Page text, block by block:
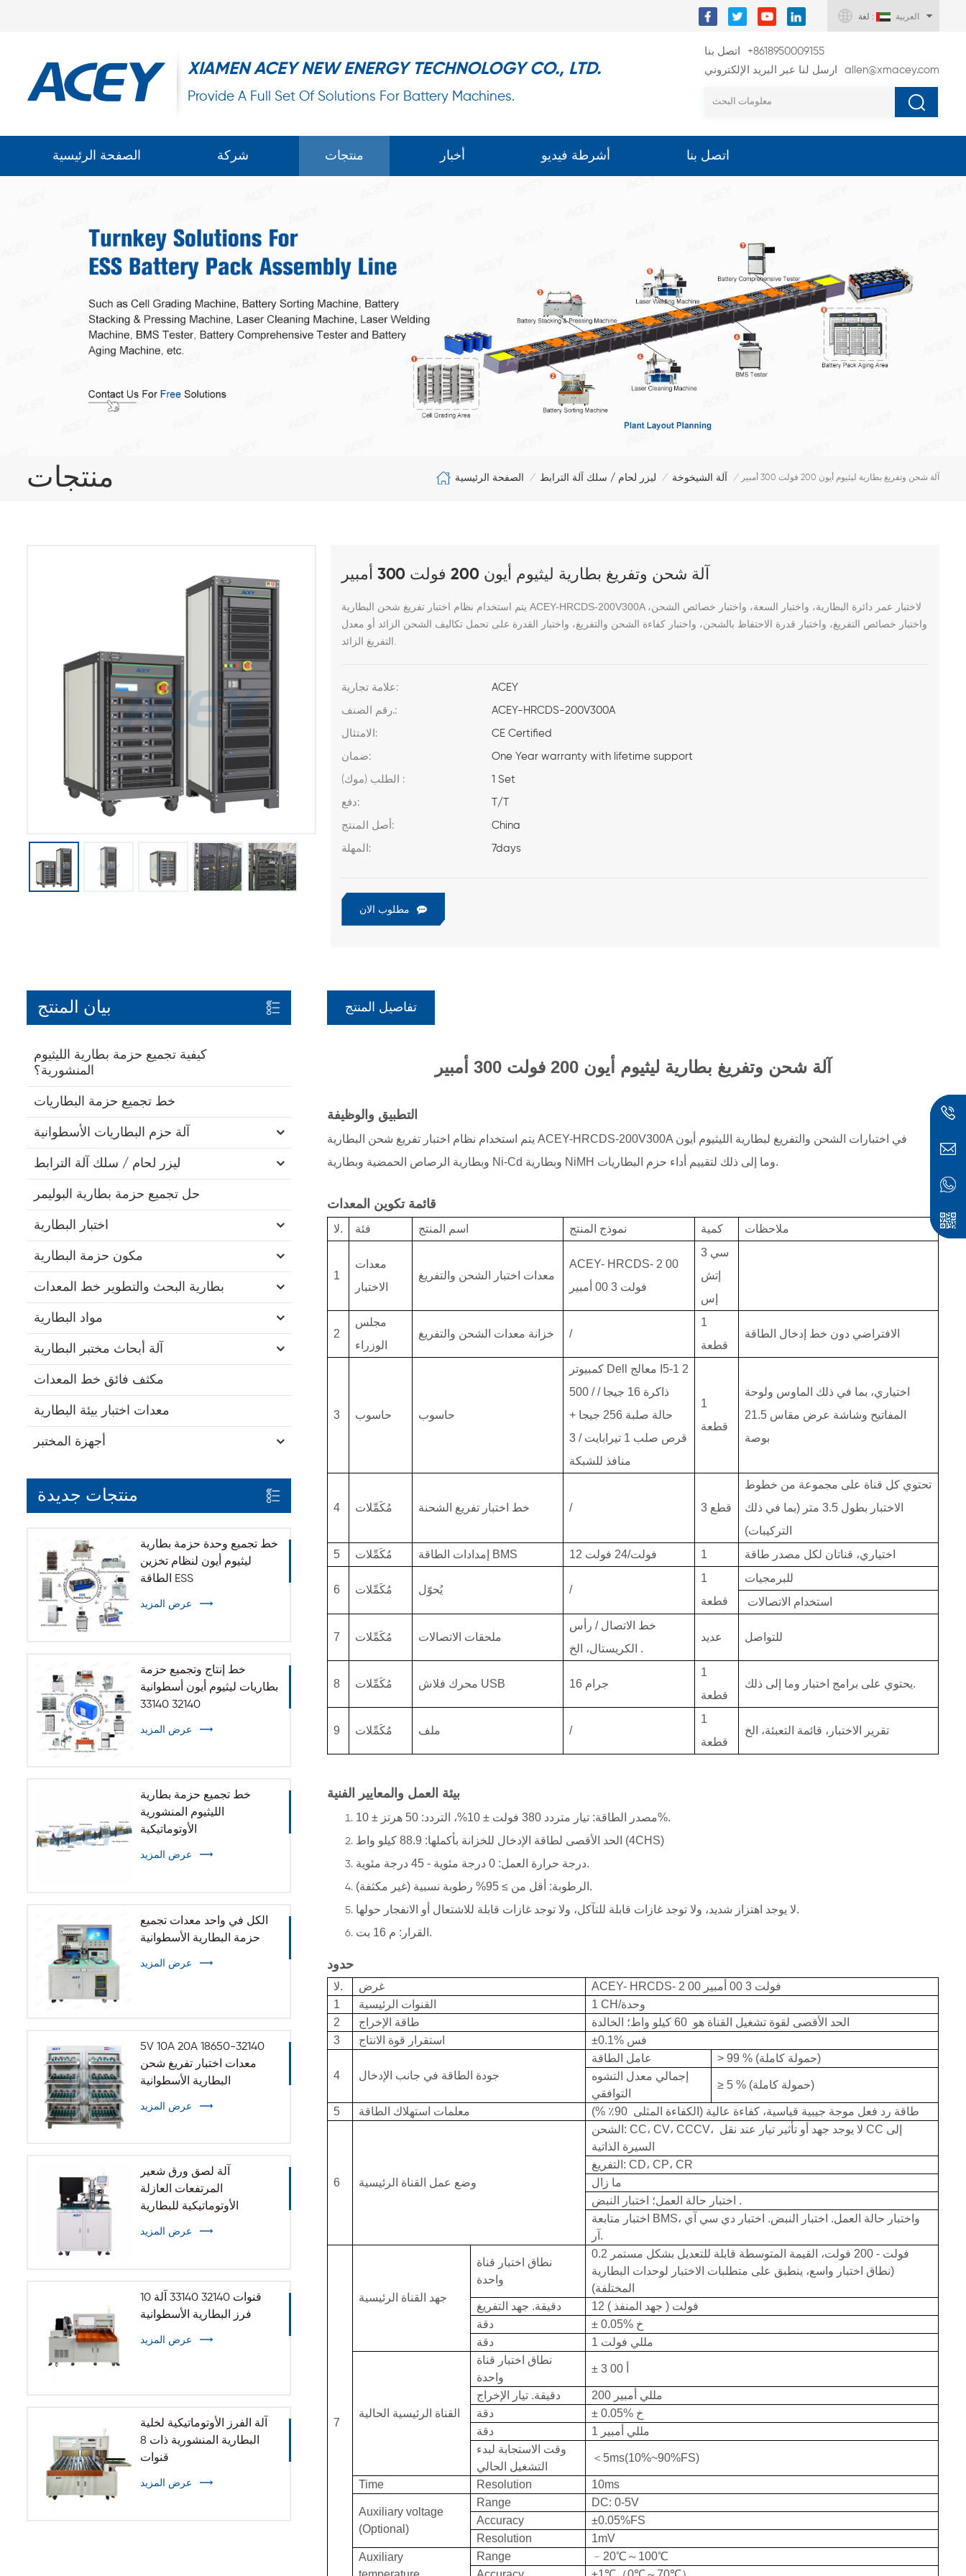
لغة : العربية
XIAMEN ACEY NEW ENERGY TECHNOLOGY CO., LTD.
Provide A Full Set Of Solutions For Battery Machines.
اتصل بنا
+8618950009155
ارسل لنا عبر البريد الإلكتروني
allen@xmacey.com
الصفحة الرئيسية شركة منتجات أخبار أشرطة فيديو اتصل بنا
منتجات الصفحة الرئيسية / ليزر لحام / سلك آلة الترابط / آلة الشيخوخة / آلة شحن وتفريغ بطارية ليثيوم أيون 200 فولت 300 أمبير
آلة شحن وتفريغ بطارية ليثيوم أيون 200 فولت 300 أمبير
يتم استخدام نظام اختبار تفريغ شحن البطارية ACEY-HRCDS-200V300A لاختبار عمر دائرة البطارية، واختبار السعة، واختبار خصائص الشحن،
واختبار خصائص التفريغ، واختبار قدرة الاحتفاظ بالشحن، واختبار كفاءة الشحن والتفريغ، واختبار القدرة على تحمل تكاليف الشحن الزائد أو معدل
علامة تجارية: ACEY
رقم الصنف.: ACEY-HRCDS-200V300A
الامتثال: CE Certified
ضمان: One Year warranty with lifetime support
الطلب (موك) : 1 Set
دفع: T/T
أصل المنتج: China
المهلة: 7days
مطلوب الان
بيان المنتج
كيفية تجميع حزمة بطارية الليثيوم
المنشورية؟
خط تجميع حزمة البطاريات
آلة حزم البطاريات الأسطوانية
ليزر لحام / سلك آلة الترابط
حل تجميع حزمة بطارية البوليمر
اختبار البطارية
مكون حزمة البطارية
بطارية البحث والتطوير خط المعدات
مواد البطارية
آلة أبحاث مختبر البطارية
مكثف فائق خط المعدات
معدات اختبار بيئة البطارية
أجهزة المختبر
منتجات جديدة
خط تجميع وحدة حزمة بطارية
ليثيوم أيون لنظام تخزين
الطاقة ESS
عرض المزيد
خط إنتاج وتجميع حزمة
بطاريات ليثيوم أيون أسطوانية
32140 33140
عرض المزيد
خط تجميع حزمة بطارية
الليثيوم المنشورية
الأوتوماتيكية
عرض المزيد
الكل في واحد معدات تجميع
حزمة البطارية الأسطوانية
عرض المزيد
5V 10A 20A 18650-32140
معدات اختبار تفريغ شحن
البطارية الأسطوانية
عرض المزيد
آلة لصق ورق شعير
المرتفعات العازلة
الأوتوماتيكية للبطارية
عرض المزيد
10 قنوات 32140 33140 آلة
فرز البطارية الأسطوانية
عرض المزيد
آلة الفرز الأوتوماتيكية لخلية
البطارية المنشورية ذات 8
قنوات
عرض المزيد
تفاصيل المنتج
آلة شحن وتفريغ بطارية ليثيوم أيون 200 فولت 300 أمبير
التطبيق والوظيفة
يتم استخدام نظام اختبار تفريغ شحن البطارية ACEY-HRCDS-200V300A في اختبارات الشحن والتفريغ لبطارية الليثيوم أيون
وبطارية الرصاص الحمضية وبطارية Ni-Cd وبطارية NiMH وما إلى ذلك لتقييم أداء حزم البطاريات.
قائمة تكوين المعدات
لا. فئة اسم المنتج نموذج المنتج كمية ملاحظات
1
معدات
الاختبار
معدات اختبار الشحن والتفريغ
ACEY- HRCDS- 200
فولت 3 00 أمبير
3 سي
إتش
إس
2
مجلس
الوزراء
خزانة معدات الشحن والتفريغ /
1
قطعة
الافتراضي دون خط إدخال الطاقة
3 حاسوب حاسوب
كمبيوتر Dell معالج I5-1 2
500 / ذاكرة 16 جيجا /
حالة صلبة 256 جيجا +
قرص صلب 1 تيرابايت / 3
منافذ للشبكة
1
قطعة
اختياري، بما في ذلك الماوس ولوحة
المفاتيح وشاشة عرض مقاس 21.5
بوصة
4 مُكَمِّلات خط اختبار تفريغ الشحنة / 3 قطع
تحتوي كل قناة على مجموعة من خطوط
الاختبار بطول 3.5 متر (بما في ذلك
التركيبات)
5
مُكَمِّلات إمدادات الطاقة BMS 12 فولت/24 فولت 1 اختياري، قناتان لكل مصدر طاقة
6 مُكَمِّلات يُحوّل /
1
قطعة
للبرمجيات
استخدام الاتصالات
7 مُكَمِّلات ملحقات الاتصالات
خط الاتصال / رأس
.
عديد للتواصل
8 مُكَمِّلات محرك فلاش USB 16 جرام
1
قطعة
يحتوي على برامج اختبار وما إلى ذلك.
9 مُكَمِّلات ملف /
1
قطعة
تقرير الاختبار، قائمة التعبئة، الخ
بيئة العمل والمعايير الفنية
مصدر الطاقة: تيار متردد 380 فولت ± 10%، التردد: 50 هرتز ± 10%.
الحد الأقصى لطاقة الإدخال للخزانة بأكملها: 88.9 كيلو واط (4CHS)
درجة حرارة العمل: 0 درجة مئوية - 45 درجة مئوية.
الرطوبة: أقل من ≥ 95% رطوبة نسبية (غير مكثفة).
لا يوجد اهتزاز شديد، ولا توجد غازات قابلة للتآكل، ولا توجد غازات قابلة للاشتعال أو الانفجار حولها.
القرار: م 16 بت.
حدود
لا. غرض ACEY- HRCDS- 2 00 فولت 3 00 أمبير
1
القنوات الرئيسية 1
CH/وحدة
2
طاقة الإخراج الحد الأقصى لقوة تشغيل القناة هو
كيلو واط؛ الخالدة
3
استقرار قوة الانتاج ±0.1% فس
4 جودة الطاقة في جانب الإدخال
عامل الطاقة >99
% (حمولة كاملة)
إجمالي معدل التشوه
التوافقي
≥ 5 % (حمولة كاملة)
5 معلمات استهلاك الطاقة طاقة رد فعل موجة جيبية قياسية، كفاءة عالية (الكفاءة المثلى %)
6 وضع عمل القناة الرئيسية
الشحن: CC، CV، CCCV،
السيرة الذاتية
التفريغ: CD، CP، CR
ما زال
.
اختبار متابعة BMS، واختبار حالة العمل. اختبار النبض. اختبار دي سي آي
آر.
7
جهد القناة الرئيسية
نطاق اختبار قناة
واحدة
0.2 فولت - 200 فولت، القيمة المتوسطة قابلة للتعديل بشكل مستمر
(نطاق اختبار واسع، ينطبق على متطلبات الاختبار لوحدات البطارية
المختلفة)
دقيقة. جهد التفريغ
12 فولت ( جهد المنفذ )
دقة
± 0.05% خ
دقة
1 مللي فولت
القناة الرئيسية الحالية
نطاق اختبار قناة
واحدة
±300
دقيقة. تيار الإخراج 200 مللي أمبير
دقة
± 0.05% خ
دقة
1 مللي أمبير
وقت الاستجابة لبدء
التشغيل الحالي
＜ 5ms(10%~90%FS)
Time Resolution 10ms
Auxiliary voltage
(Optional)
Range
DC: 0-5V
Accuracy
±0.05%FS
Resolution
1mV
Auxiliary
Range ﹣ 20℃～ 100℃